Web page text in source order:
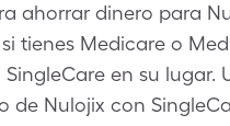
ahorrar dinero para
tienes Medicare o
SingleCare en su
de Nulojix con